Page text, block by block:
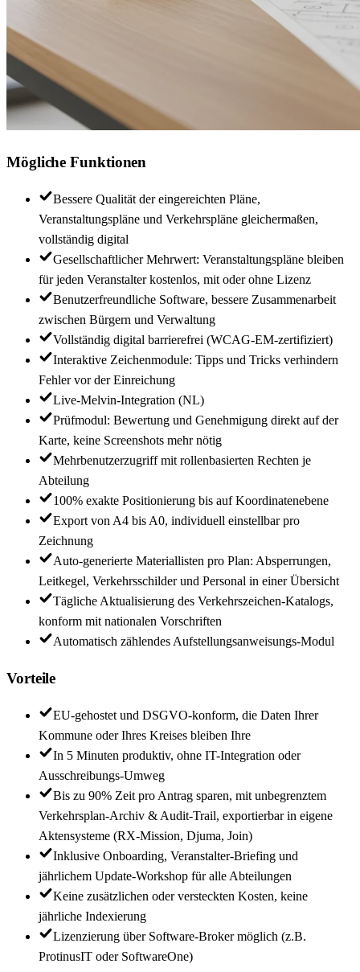
Mögliche Funktionen
Bessere Qualität der eingereichten Pläne,
Veranstaltungspläne und Verkehrspläne gleichermaßen,
vollständig digital
Gesellschaftlicher Mehrwert: Veranstaltungspläne bleiben
für jeden Veranstalter kostenlos, mit oder ohne Lizenz
Benutzerfreundliche Software, bessere Zusammenarbeit
zwischen Bürgern und Verwaltung
Vollständig digital barrierefrei (WCAG-EM-zertifiziert)
Interaktive Zeichenmodule: Tipps und Tricks verhindern
Fehler vor der Einreichung
Live-Melvin-Integration (NL)
Prüfmodul: Bewertung und Genehmigung direkt auf der
Karte, keine Screenshots mehr nötig
Mehrbenutzerzugriff mit rollenbasierten Rechten je
Abteilung
100% exakte Positionierung bis auf Koordinatenebene
Export von A4 bis A0, individuell einstellbar pro
Zeichnung
Auto-generierte Materiallisten pro Plan: Absperrungen,
Leitkegel, Verkehrsschilder und Personal in einer Übersicht
Tägliche Aktualisierung des Verkehrszeichen-Katalogs,
konform mit nationalen Vorschriften
Automatisch zählendes Aufstellungsanweisungs-Modul
Vorteile
EU-gehostet und DSGVO-konform, die Daten Ihrer
Kommune oder Ihres Kreises bleiben Ihre
In 5 Minuten produktiv, ohne IT-Integration oder
Ausschreibungs-Umweg
Bis zu 90% Zeit pro Antrag sparen, mit unbegrenztem
Verkehrsplan-Archiv & Audit-Trail, exportierbar in eigene
Aktensysteme (RX-Mission, Djuma, Join)
Inklusive Onboarding, Veranstalter-Briefing und
jährlichem Update-Workshop für alle Abteilungen
Keine zusätzlichen oder versteckten Kosten, keine
jährliche Indexierung
Lizenzierung über Software-Broker möglich (z.B.
ProtinusIT oder SoftwareOne)